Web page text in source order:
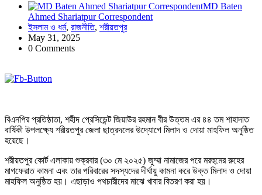
MD Baten
Ahmed Shariatpur Correspondent
ইসলাম ও ধর্ম, রাজনীতি, শরীয়তপুর
May 31, 2025
0 Comments
বিএনপির প্রতিষ্ঠাতা, শহীদ প্রেসিডেন্ট জিয়াউর রহমান বীর উত্তম এর ৪৪ তম শাহাদাত
বার্ষিকী উপলক্ষ্যে শরীয়তপুর জেলা ছাত্রদলের উদ্যোগে মিলাদ ও দোয়া মাহফিল অনুষ্ঠিত
হয়েছে।
শরীয়তপুর কোর্ট এলাকায় শুক্রবার (৩০ মে ২০২৫) জুম্মা নামাজের পরে মরহুমের রুহের
মাগফেরাত কামনা এবং তার পরিবারের সদস্যদের দীর্ঘায়ু কামনা করে উক্ত মিলাদ ও দোয়া
মাহফিল অনুষ্ঠিত হয়। এছাড়াও পথচারীদের মাঝে খাবার বিতরণ করা হয়।